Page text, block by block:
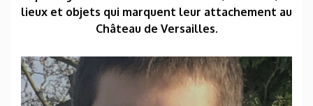
lieux et objets qui marquent leur attachement au
Château de Versailles.